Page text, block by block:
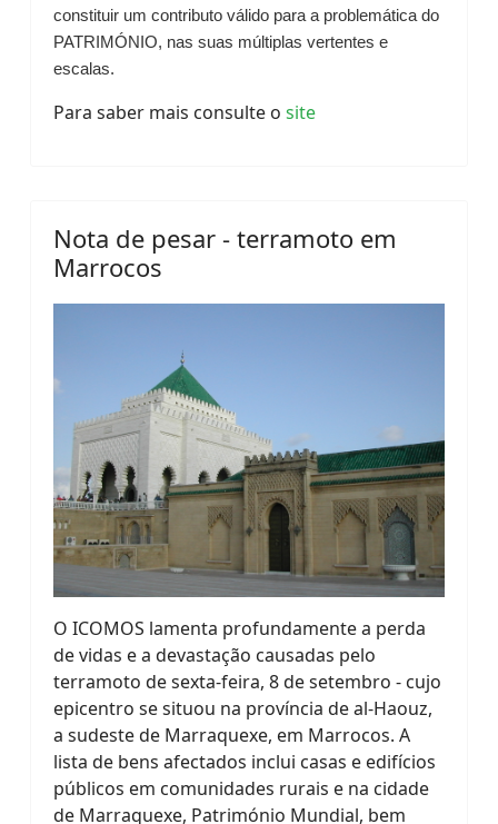
constituir um contributo válido para a problemática do
PATRIMÓNIO, nas suas múltiplas vertentes e
escalas.
Para saber mais consulte o site
Nota de pesar - terramoto em
Marrocos
O ICOMOS lamenta profundamente a perda
de vidas e a devastação causadas pelo
terramoto de sexta-feira, 8 de setembro - cujo
epicentro se situou na província de al-Haouz,
a sudeste de Marraquexe, em Marrocos. A
lista de bens afectados inclui casas e edifícios
públicos em comunidades rurais e na cidade
de Marraquexe, Património Mundial, bem